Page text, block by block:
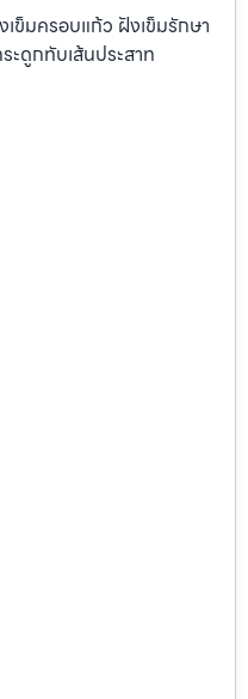
ข็มครอบแก้ว ฝังเข็มรักษา
ะดูกทับเส้นประสาท